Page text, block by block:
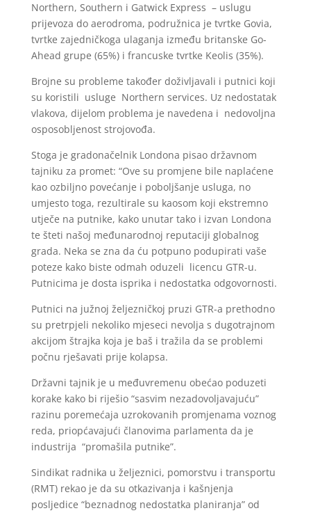
Northern, Southern i Gatwick Express – uslugu
prijevoza do aerodroma, podružnica je tvrtke Govia,
tvrtke zajedničkoga ulaganja između britanske Go-
Ahead grupe (65%) i francuske tvrtke Keolis (35%).
Brojne su probleme također doživljavali i putnici koji
su koristili usluge Northern services. Uz nedostatak
vlakova, dijelom problema je navedena i nedovoljna
osposobljenost strojovođa.
Stoga je gradonačelnik Londona pisao državnom
tajniku za promet: “Ove su promjene bile naplaćene
kao ozbiljno povećanje i poboljšanje usluga, no
umjesto toga, rezultirale su kaosom koji ekstremno
utječe na putnike, kako unutar tako i izvan Londona
te šteti našoj međunarodnoj reputaciji globalnog
grada. Neka se zna da ću potpuno podupirati vaše
poteze kako biste odmah oduzeli licencu GTR-u.
Putnicima je dosta isprika i nedostatka odgovornosti.
Putnici na južnoj željezničkoj pruzi GTR-a prethodno
su pretrpjeli nekoliko mjeseci nevolja s dugotrajnom
akcijom štrajka koja je baš i tražila da se problemi
počnu rješavati prije kolapsa.
Državni tajnik je u međuvremenu obećao poduzeti
korake kako bi riješio “sasvim nezadovoljavajuću”
razinu poremećaja uzrokovanih promjenama voznog
reda, priopćavajući članovima parlamenta da je
industrija “promašila putnike”.
Sindikat radnika u željeznici, pomorstvu i transportu
(RMT) rekao je da su otkazivanja i kašnjenja
posljedice “beznadnog nedostatka planiranja” od